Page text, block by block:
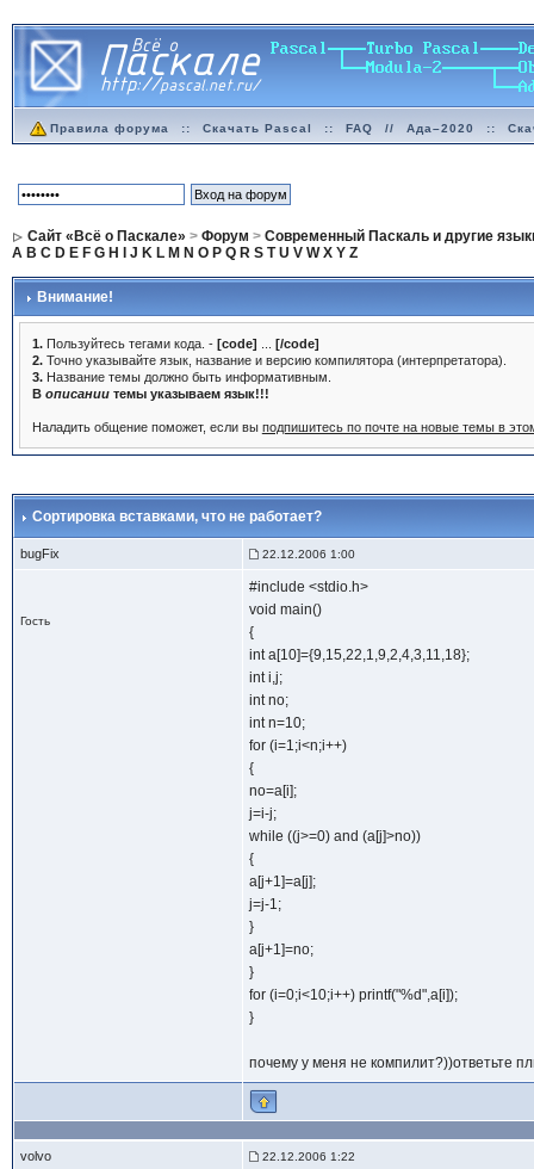
Правила форума :: Скачать Pascal :: FAQ // Ада–2020 ::
Сайт «Всё о Паскале» > Форум > Современный Паскаль и другие
A B C D E F G H J K L M N O P Q R S T U V W X Y Z
Внимание!
1.Пользуйтесь тегами кода. - [code]
[/code]
2.Точно указывайте язык, название и версию компилятора (интерпретатора).
3.Название темы должно быть информативным.
В описаниитемы указываем язык!!!
Наладить общение поможет, если вы подпишитесь по почте на новые темы в
Сортировка вставками, что не работает?
bugFix 22.12.2006 1:00
Гость
#include <stdio.h>
void main()
{
int a[10]={9,15,22,1,9,2,4,3,11,18};
int i,j;
int no;
int n=10;
for (i=1;i<n;i++)
{
no=a[i];
j=i-j;
while ((j>=0) and (a[j]>no))
{
a[j+1]=a[j];
j=j-1;
}
a[j+1]=no;
}
for (i=0;i<10;i++) printf("%d",a[i]);
}
почему у меня не компилит?))ответьте
volvo 22.12.2006 1:22